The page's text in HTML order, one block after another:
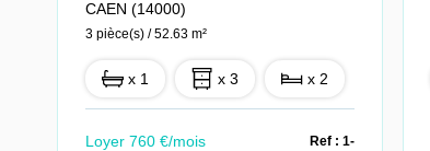
CAEN (14000)
3 pièce(s) / 52.63 m²
x 1 x 3 x 2
Loyer 760 €/mois
Ref : 1-